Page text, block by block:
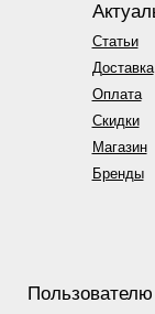
Статьи
Доставка
Оплата
Скидки
Магазин
Бренды
Пользователю